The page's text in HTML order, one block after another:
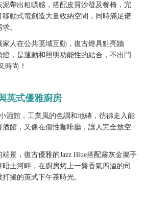
帶出粗曠感，搭配皮質沙發及餐椅，完
動式電創造大量收納空間，同時滿足偌
。
人在公共區域互動，復古燈具點亮牆
，是運動和照明功能性的結合，不出門
時尚！
英式優雅廚房
酒館，工業風的色調和地磚，彷彿走入能
館，又像在個性咖啡廳，讓人完全放空
景，復古優雅的Jazz Blue搭配霧灰金屬手
士河畔，在廚房烤上一盤香氣四溢的司
擾的英式下午茶時光。